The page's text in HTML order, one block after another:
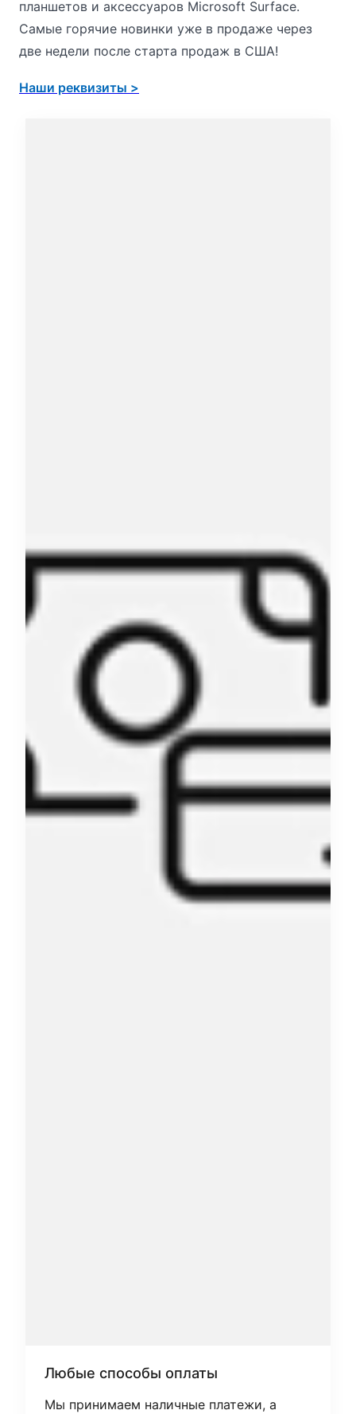
планшетов и аксессуаров Microsoft Surface.
Самые горячие новинки уже в продаже через
две недели после старта продаж в США!
Наши реквизиты >
Любые способы оплаты
Мы принимаем наличные платежи, а